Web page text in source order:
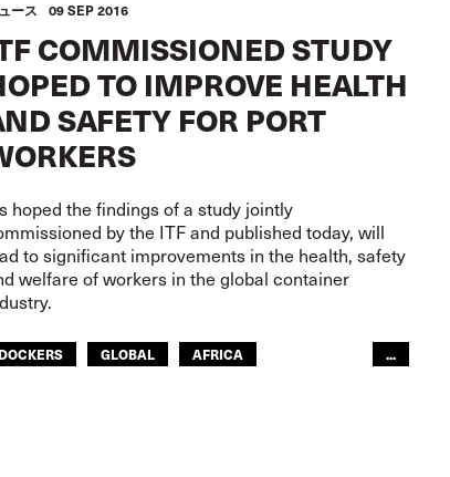
ース 09 SEP 2016
COMMISSIONED STUDY
TO IMPROVE HEALTH
SAFETY FOR PORT
hoped the findings of a study jointly
by the ITF and published today, will
to significant improvements in the health, safety
welfare of workers in the global container
DOCKERS GLOBAL
AFRICA
...